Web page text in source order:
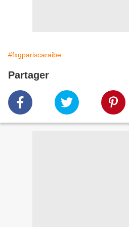
#fxgpariscaraibe
Partager